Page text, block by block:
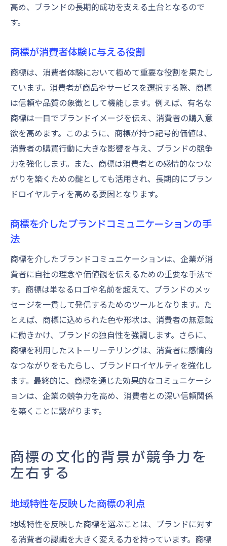
高め、ブランドの長期的成功を支える土台となるので
す。
商標が消費者体験に与える役割
商標は、消費者体験において極めて重要な役割を果たし
ています。消費者が商品やサービスを選択する際、商標
は信頼や品質の象徴として機能します。例えば、有名な
商標は一目でブランドイメージを伝え、消費者の購入意
欲を高めます。このように、商標が持つ記号的価値は、
消費者の購買行動に大きな影響を与え、ブランドの競争
力を強化します。また、商標は消費者との感情的なつな
がりを築くための鍵としても活用され、長期的にブラン
ドロイヤルティを高める要因となります。
商標を介したブランドコミュニケーションの手
法
商標を介したブランドコミュニケーションは、企業が消
費者に自社の理念や価値観を伝えるための重要な手法で
す。商標は単なるロゴや名前を超えて、ブランドのメッ
セージを一貫して発信するためのツールとなります。た
とえば、商標に込められた色や形状は、消費者の無意識
に働きかけ、ブランドの独自性を強調します。さらに、
商標を利用したストーリーテリングは、消費者に感情的
なつながりをもたらし、ブランドロイヤルティを強化し
ます。最終的に、商標を通じた効果的なコミュニケーシ
ョンは、企業の競争力を高め、消費者との深い信頼関係
を築くことに繋がります。
商標の文化的背景が競争力を
左右する
地域特性を反映した商標の利点
地域特性を反映した商標を選ぶことは、ブランドに対す
る消費者の認識を大きく変える力を持っています。商標